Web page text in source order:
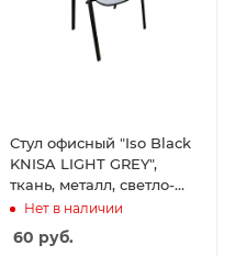
Стул офисный "Iso Black
KNISA LIGHT GREY",
ткань, металл, светло-
серый
Нет в наличии
60 руб.